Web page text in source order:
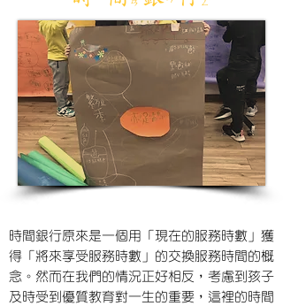
時間銀行原來是一個用「現在的服務時數」獲
得「將來享受服務時數」的交換服務時間的概
念。然而在我們的情況正好相反，考慮到孩子
及時受到優質教育對一生的重要，這裡的時間